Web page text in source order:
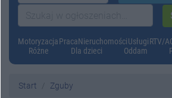
MotoryzacjaPracaNieruchomościUsługiRTV/
Różne
Dla dzieci Oddam
Start Zguby